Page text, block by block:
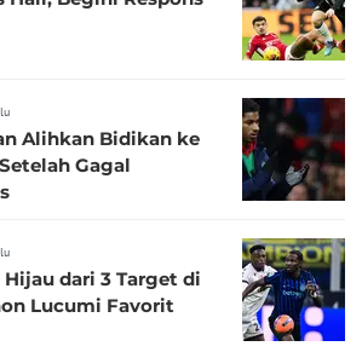
Alihkan Bidikan ke
Gagal
dari 3 Target di
Lucumi Favorit